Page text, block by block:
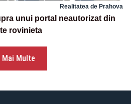
Realitatea de Prahova
unui portal neautorizat din
rovinieta
Mai Multe